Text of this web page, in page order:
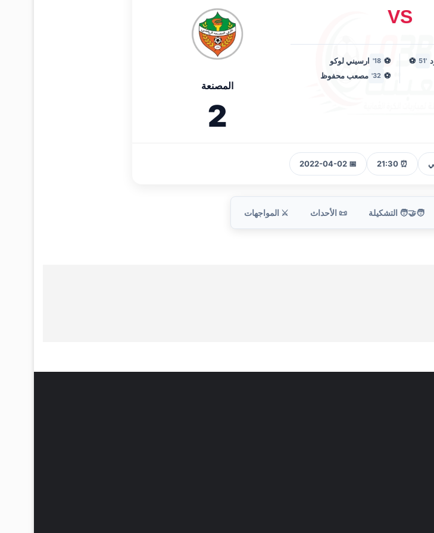
VS
'51
⚽
⚽
18'
ارسيني لوكو
⚽
32' مصعب محفوظ
المصنعة
2
⏰ 21:30
📅 2022-04-02
🧑‍🤝‍🧑 التشكيلة 📜 الأحداث ⚔️ المواجهات